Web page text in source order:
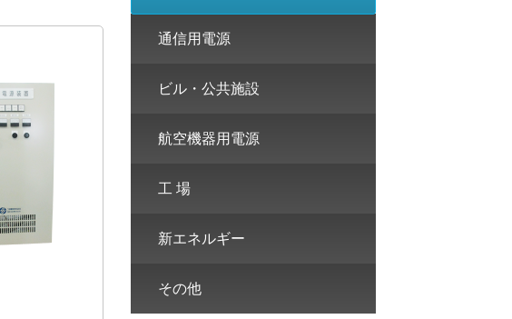
通信用電源
ビル・公共施設
航空機器用電源
工 場
新エネルギー
その他